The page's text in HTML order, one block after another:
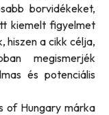
borvidékeket,
kiemelt figyelmet
hiszen a cikk célja,
megismerjék
és potenciális
of Hungary márka